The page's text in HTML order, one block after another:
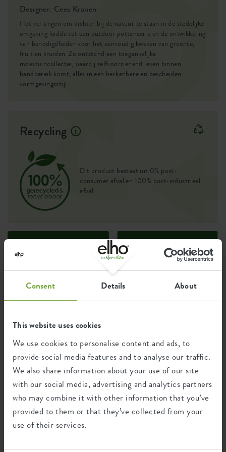
Consent Details About
This website uses cookies
We use cookies to personalise content and ads, to
provide social media features and to analyse our traffic.
We also share information about your use of our site
with our social media, advertising and analytics partners
who may combine it with other information that you’ve
provided to them or that they’ve collected from your
use of their services.
Designer: Cees Kranen
Het verlangen om dichter bij de natuur te staan in de stedelijke
omgeving leidde tot een outdoor pottenserie en de ontwikkeling
van benodigdheden voor het eenvoudig kweken van groente,
fruit en kruiden. Zo ontstond een toegankelijke
moestuincollectie, waarbij zelfvoorzienend leven binnen
handbereik komt, alles in een herkenbare en bescheiden
vormgevingsstijl.
Recycling
Dit product bestaat uit 0% post-
consumer afval en 100% post-industrieel
afval.
Garantie
99jaar
Milieu voetafdruk
1,015
Gemiddelde uitstoot van CO2
voor de productie van dit product